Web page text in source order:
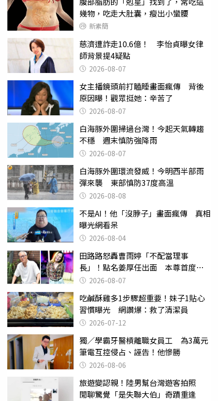
幾物，吃走大肚囊，瘦出小蠻腰
新素簡
慈濟遭詐走10.6億！ 李怡貞曝女律
師背景提4疑點
2026-08-07
女主播鏡頭前打瞌睡畫面瘋傳 背後
原因曝！觀眾挺她：辛苦了
2026-08-07
白海豚外圍掃過台灣！今起天氣轉趨
不穩 週末慎防強降雨
2026-08-07
白海豚外圍環流發威！今明西半部雨
彈來襲 東部慎防37度高溫
2026-08-08
不是AI！他「沒脖子」畫面瘋傳 真相
曝光網看呆
2026-08-04
田路路怒轟曹雨婷「不配當理事
長」！點名姜厚任出面 本尊首度回
應了2026-08-07
吃鹹酥雞多1步驟超重要！妹子1貼心
習慣曝光 網讚爆：救了清潔員
2026-07-12
獨／學霸牙醫槓離職女員工 為3萬元
筆電互控侵占、誣告！他慘勝
2026-08-06
旅遊變認親！陸男幫台灣遊客拍照
閒聊驚覺「是失聯大伯」奇蹟重逢